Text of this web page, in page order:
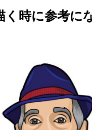
く時に参考に